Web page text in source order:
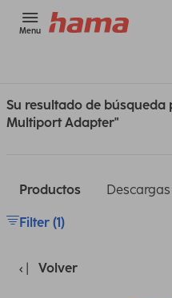
Menu
Su resultado de búsqueda
Multiport Adapter"
Productos
Filter (1)
Volver